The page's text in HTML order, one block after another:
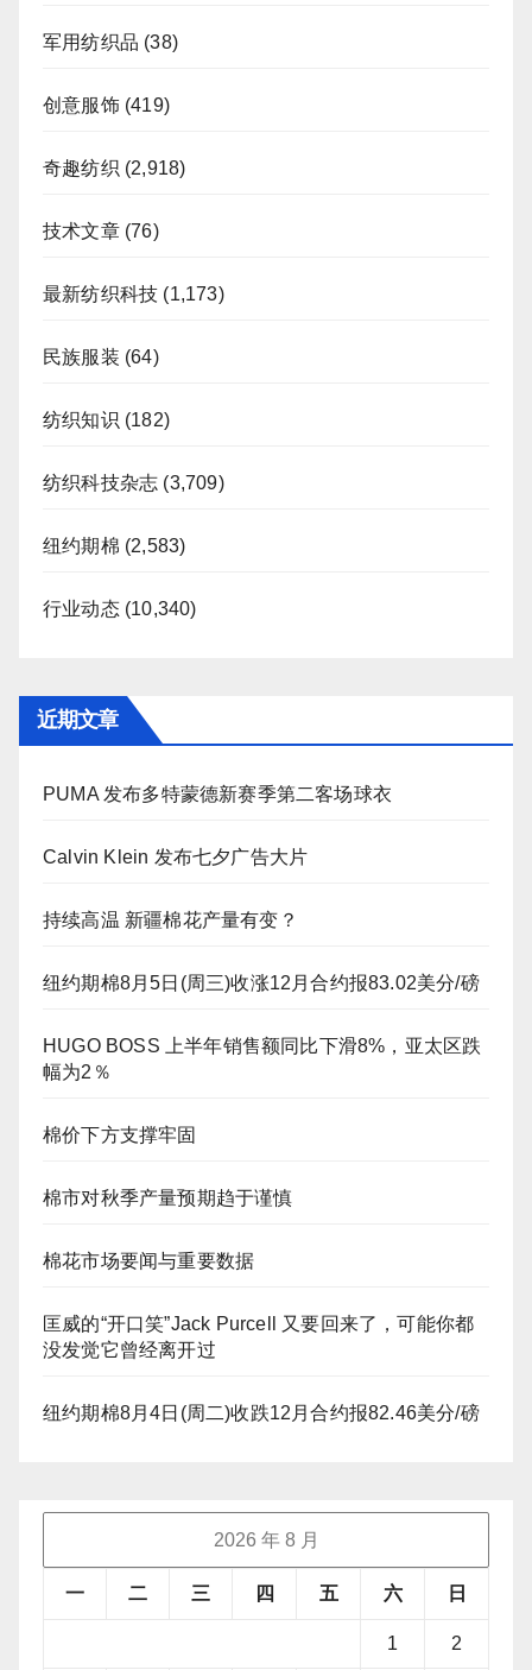
军用纺织品 (38)
创意服饰(419)
奇趣纺织 (2,918)
技术文章(76)
最新纺织科技 (1,173)
民族服装 (64)
纺织知识 (182)
纺织科技杂志 (3,709)
纽约期棉 (2,583)
行业动态(10,340)
近期文章
PUMA 发布多特蒙德新赛季第二客场球衣
Calvin Klein 发布七夕广告大片
持续高温 新疆棉花产量有变？
纽约期棉8月5日(周三)收涨12月合约报83.02美分/磅
HUGO BOSS 上半年销售额同比下滑8%，亚太区跌
幅为2％
棉价下方支撑牢固
棉市对秋季产量预期趋于谨慎
棉花市场要闻与重要数据
匡威的“开口笑”Jack Purcell 又要回来了，可能你都
没发觉它曾经离开过
纽约期棉8月4日(周二)收跌12月合约报82.46美分/磅
2026 年 8 月
一 二 三 四 五 六 日
1 2